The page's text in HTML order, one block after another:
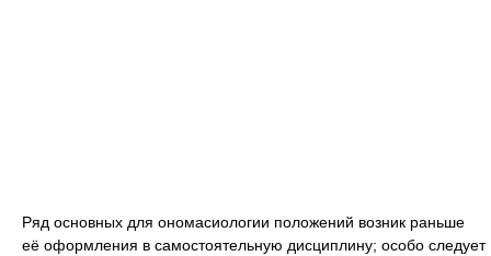
Ряд основных для ономасиологии положений возник раньше
её оформления в самостоятельную дисциплину; особо следует